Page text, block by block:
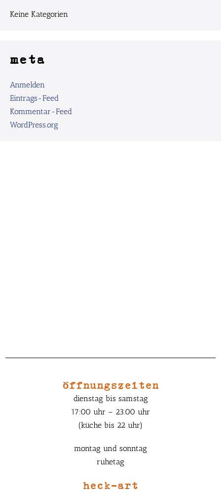
Keine Kategorien
meta
Anmelden
Eintrags-Feed
Kommentar-Feed
WordPress.org
öffnungszeiten
dienstag bis samstag
17:00 uhr – 23.00 uhr
(küche bis 22 uhr)
montag und sonntag
ruhetag
heck-art